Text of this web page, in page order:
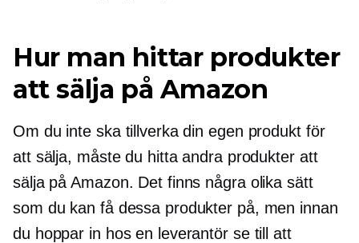
Hur man hittar produkter
att sälja på Amazon
Om du inte ska tillverka din egen produkt för
att sälja, måste du hitta andra produkter att
sälja på Amazon. Det finns några olika sätt
som du kan få dessa produkter på, men innan
du hoppar in hos en leverantör se till att